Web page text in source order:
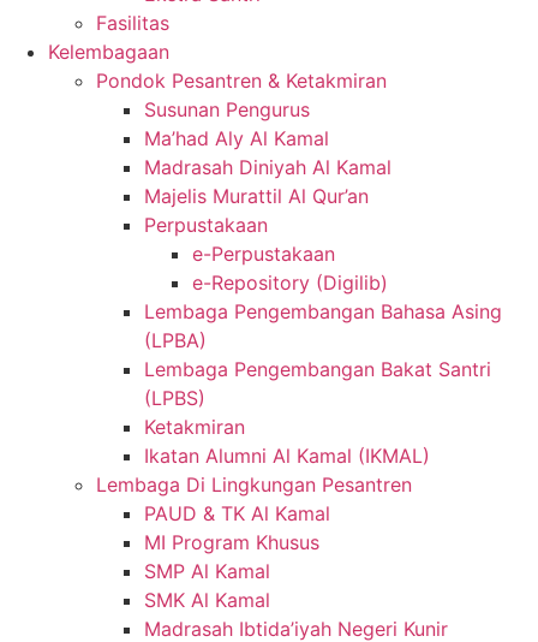
Fasilitas
Kelembagaan
Pondok Pesantren & Ketakmiran
Susunan Pengurus
Ma’had Aly Al Kamal
Madrasah Diniyah Al Kamal
Majelis Murattil Al Qur’an
Perpustakaan
e-Perpustakaan
e-Repository (Digilib)
Lembaga Pengembangan Bahasa Asing
(LPBA)
Lembaga Pengembangan Bakat Santri
(LPBS)
Ketakmiran
Ikatan Alumni Al Kamal (IKMAL)
Lembaga Di Lingkungan Pesantren
PAUD & TK Al Kamal
MI Program Khusus
SMP Al Kamal
SMK Al Kamal
Madrasah Ibtida’iyah Negeri Kunir